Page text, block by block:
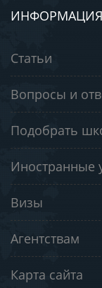
ИНФОРМАЦИЯ
Статьи
Вопросы и
Подобрать
Иностранные
Визы
Агентствам
Карта сайта